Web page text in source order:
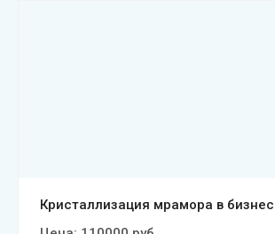
Кристаллизация мрамора в